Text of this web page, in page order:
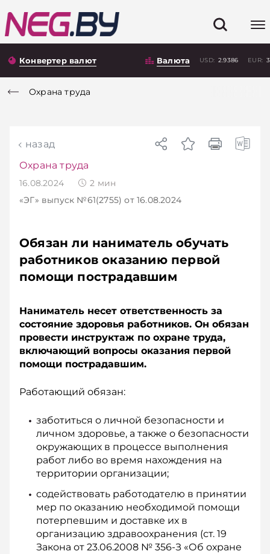
Конвертер валют Валюта USD: 2.9386 EUR:
Охрана труда
назад
Охрана труда
16.08.2024 2 мин
«ЭГ» выпуск №61(2755) от 16.08.2024
Обязан ли наниматель обучать
работников оказанию первой
помощи пострадавшим
Наниматель несет ответственность за
состояние здоровья работников. Он обязан
провести инструктаж по охране труда,
включающий вопросы оказания первой
помощи пострадавшим.
Работающий обязан:
заботиться о личной безопасности и
личном здоровье, а также о безопасности
окружающих в процессе выполнения
работ либо во время нахождения на
территории организации;
содействовать работодателю в принятии
мер по оказанию необходимой помощи
потерпевшим и доставке их в
организацию здравоохранения (ст. 19
Закона от 23.06.2008 № 356-З «Об охране